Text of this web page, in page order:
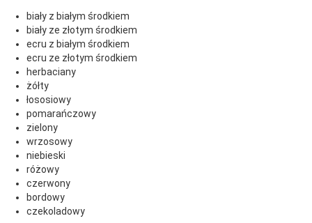
biały z białym środkiem
biały ze złotym środkiem
ecru z białym środkiem
ecru ze złotym środkiem
herbaciany
żółty
łososiowy
pomarańczowy
zielony
wrzosowy
niebieski
różowy
czerwony
bordowy
czekoladowy